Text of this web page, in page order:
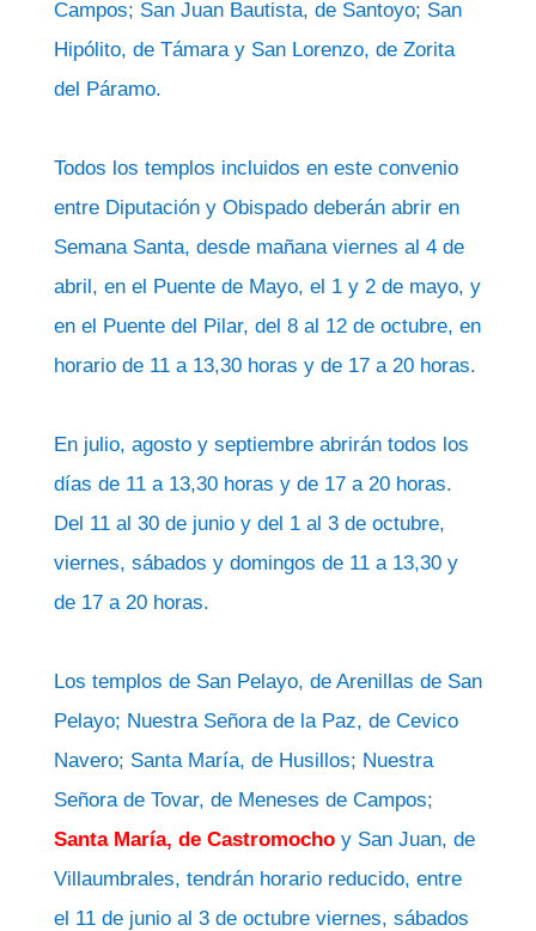
Campos; San Juan Bautista, de Santoyo; San
Hipólito, de Támara y San Lorenzo, de Zorita
del Páramo.
Todos los templos incluidos en este convenio
entre Diputación y Obispado deberán abrir en
Semana Santa, desde mañana viernes al 4 de
abril, en el Puente de Mayo, el 1 y 2 de mayo, y
en el Puente del Pilar, del 8 al 12 de octubre, en
horario de 11 a 13,30 horas y de 17 a 20 horas.
En julio, agosto y septiembre abrirán todos los
días de 11 a 13,30 horas y de 17 a 20 horas.
Del 11 al 30 de junio y del 1 al 3 de octubre,
viernes, sábados y domingos de 11 a 13,30 y
de 17 a 20 horas.
Los templos de San Pelayo, de Arenillas de San
Pelayo; Nuestra Señora de la Paz, de Cevico
Navero; Santa María, de Husillos; Nuestra
Señora de Tovar, de Meneses de Campos;
Santa María, de Castromochoy San Juan, de
Villaumbrales, tendrán horario reducido, entre
el 11 de junio al 3 de octubre viernes, sábados